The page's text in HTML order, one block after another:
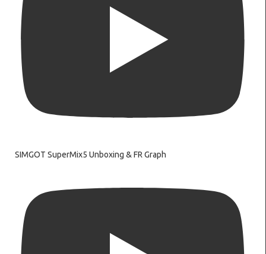
SIMGOT SuperMix5 Unboxing & FR Graph